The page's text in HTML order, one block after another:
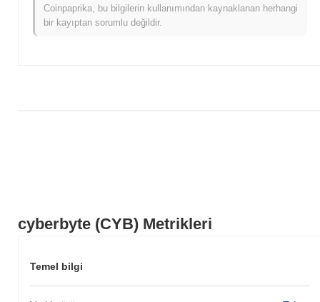
cyberbyte (CYB) Metrikleri
Temel bilgi
daha geniş piyasa momentumuna göre CYB'ün fiyat hareketinde
geçici bir gecikme gösterdiğini belirtir.
Coinpaprika, bu bilgilerin kullanımından kaynaklanan herhangi
bir kayıptan sorumlu değildir.